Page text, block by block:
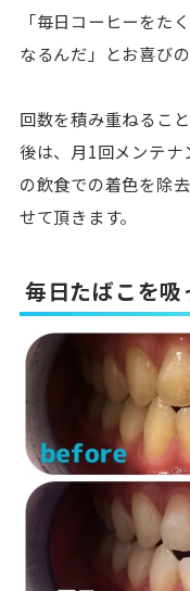
「毎日コーヒーをた
なるんだ」とお喜び
回数を積み重ねるこ
後は、月1回メンテナ
の飲食での着色を除
せて頂きます。
毎日たばこを